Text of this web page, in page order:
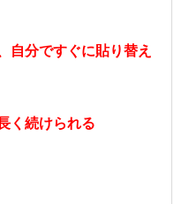
自分ですぐに貼り替え
く続けられる